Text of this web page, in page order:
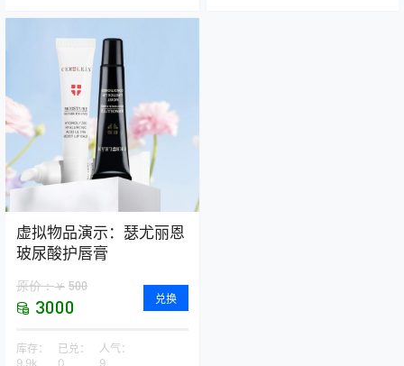
虚拟物品演示：瑟尤丽恩
玻尿酸护唇膏
原价：￥ 500
3000 兑换
库存：
9.9k
已兑：
0
人气：
9